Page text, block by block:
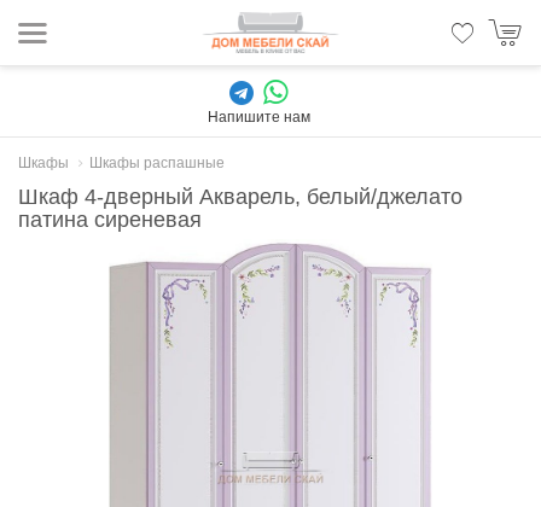
Напишите нам
Шкафы Шкафы распашные
Шкаф 4-дверный Акварель, белый/джелато
патина сиреневая